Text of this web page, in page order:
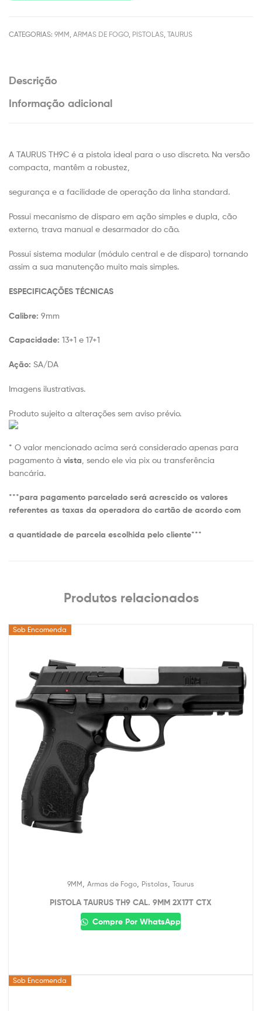
CATEGORIAS: 9MM ARMAS DE FOGO PISTOLAS TAURUS
Descrição
Informação adicional
A TAURUS TH9C é a pistola ideal para o uso discreto. Na versão
compacta, mantêm a robustez,
segurança e a facilidade de operação da linha standard.
Possui mecanismo de disparo em ação simples e dupla, cão
externo, trava manual e desarmador do cão.
Possui sistema modular (módulo central e de disparo) tornando
assim a sua manutenção muito mais simples.
ESPECIFICAÇÕES TÉCNICAS
Calibre: 9mm
Capacidade: 13+1 e 17+1
Ação: SA/DA
Imagens ilustrativas.
Produto sujeito a alterações sem aviso prévio.
* O valor mencionado acima será considerado apenas para
pagamento à vista , sendo ele via pix ou transferência
bancária.
***para pagamento parcelado será acrescido os valores
referentes as taxas da operadora do cartão de acordo com
a quantidade de parcela escolhida pelo cliente***
Produtos relacionados
Sob Encomenda
9MM Armas de Fogo Pistolas Taurus
PISTOLA TAURUS TH9 CAL. 9MM 2X17T CTX
Compre Por WhatsApp
Sob Encomenda